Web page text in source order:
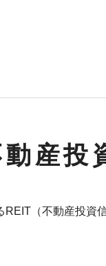
動産投
（不動産投資